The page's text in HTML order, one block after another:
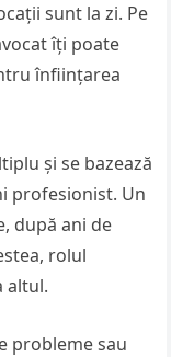
sunt la zi. Pe
îți poate
înființarea
și se bazează
profesionist. Un
după ani de
rolul
altul.
probleme sau